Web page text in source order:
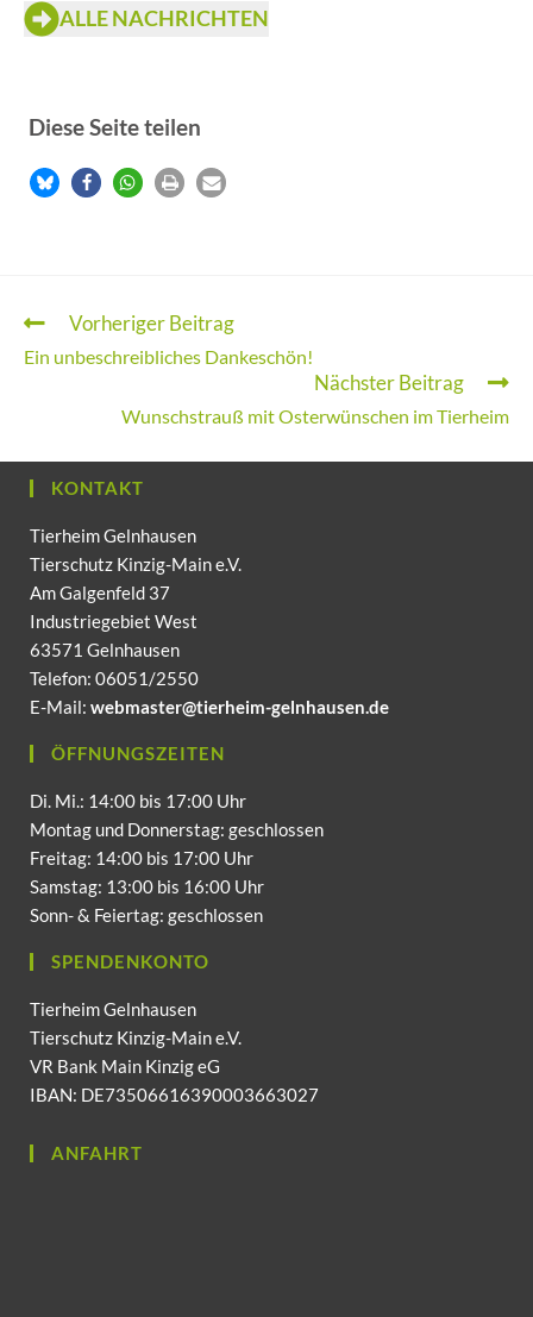
ALLE NACHRICHTEN
Diese Seite teilen
Vorheriger Beitrag
Ein unbeschreibliches Dankeschön!
Nächster Beitrag
Wunschstrauß mit Osterwünschen im Tierheim
KONTAKT
Tierheim Gelnhausen
Tierschutz Kinzig-Main e.V.
Am Galgenfeld 37
Industriegebiet West
63571 Gelnhausen
Telefon: 06051/2550
E-Mail: webmaster@tierheim-gelnhausen.de
ÖFFNUNGSZEITEN
Di. Mi.: 14:00 bis 17:00 Uhr
Montag und Donnerstag: geschlossen
Freitag: 14:00 bis 17:00 Uhr
Samstag: 13:00 bis 16:00 Uhr
Sonn- & Feiertag: geschlossen
SPENDENKONTO
Tierheim Gelnhausen
Tierschutz Kinzig-Main e.V.
VR Bank Main Kinzig eG
IBAN: DE73506616390003663027
ANFAHRT